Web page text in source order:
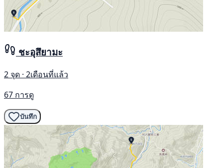
ชะอุสึยามะ
2 จุด · 2เดือนที่แล้ว
67 การดู
บันทึก